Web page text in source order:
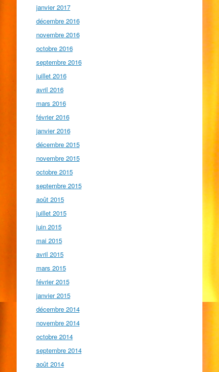
janvier 2017
décembre 2016
novembre 2016
octobre 2016
septembre 2016
juillet 2016
avril 2016
mars 2016
février 2016
janvier 2016
décembre 2015
novembre 2015
octobre 2015
septembre 2015
août 2015
juillet 2015
juin 2015
mai 2015
avril 2015
mars 2015
février 2015
janvier 2015
décembre 2014
novembre 2014
octobre 2014
septembre 2014
août 2014